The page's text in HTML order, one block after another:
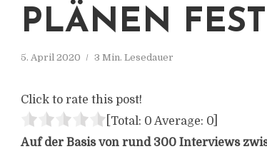
PLÄNEN FEST
5. April 2020 3 Min. Lesedauer
Click to rate this post!
[Total: 0 Average: 0
Auf der Basis von rund 300 Interviews